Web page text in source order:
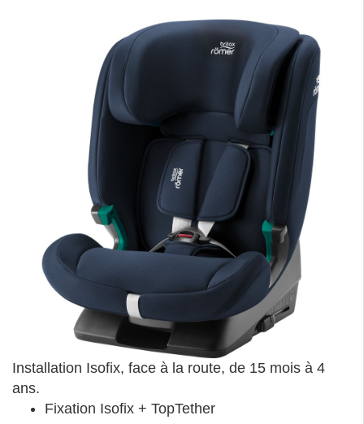
Installation Isofix, face à la route, de 15 mois à 4
ans.
Fixation Isofix + TopTether